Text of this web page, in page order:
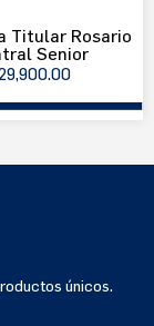
PRODUCTO
Titular Rosario
Senior
únicos.